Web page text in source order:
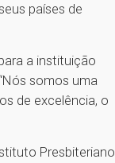
países de
a instituição
somos uma
de excelência, o
Presbiteriano